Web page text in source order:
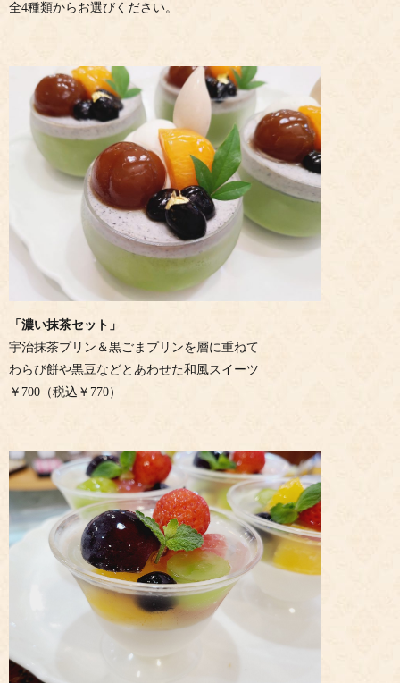
全4種類からお選びください。
「濃い抹茶セット」
宇治抹茶プリン＆黒ごまプリンを層に重ねて
わらび餅や黒豆などとあわせた和風スイーツ
￥700（税込￥770）